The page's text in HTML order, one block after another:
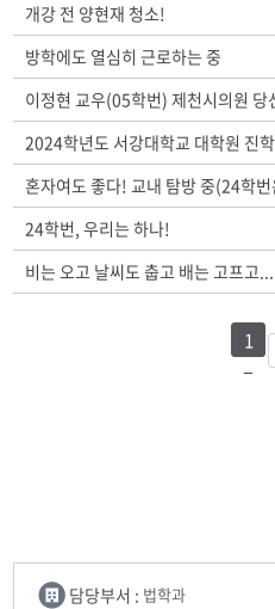
개강 전 양현재 청소!
방학에도 열심히 근로하는 중
이정현 교우(05학번) 제천시의원 당
2024학년도 서강대학교 대학원 진
24학번, 우리는 하나!
1
담당부서 : 법학과